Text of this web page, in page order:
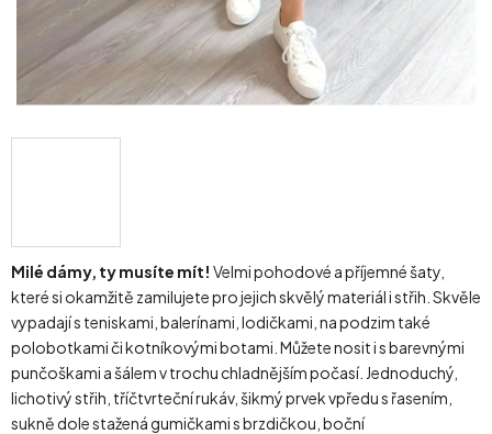
Milé dámy, ty musíte mít! Velmi pohodové a příjemné šaty,
které si okamžitě zamilujete pro jejich skvělý materiál i střih. Skvěle
vypadají s teniskami, balerínami, lodičkami, na podzim také
polobotkami či kotníkovými botami. Můžete nosit i s barevnými
punčoškami a šálem v trochu chladnějším počasí. Jednoduchý,
lichotivý střih, tříčtvrteční rukáv, šikmý prvek vpředu s řasením,
sukně dole stažená gumičkami s brzdičkou, boční